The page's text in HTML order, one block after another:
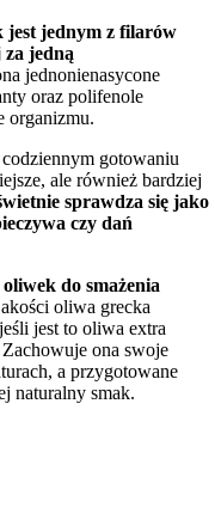
jest jednym z filarów
jedną
jednonienasycone
oraz polifenole
organizmu.
gotowaniu
ale również bardziej
sprawdza się jako
czy dań
do smażenia
oliwa grecka
jest to oliwa extra
ona swoje
a przygotowane
naturalny smak.